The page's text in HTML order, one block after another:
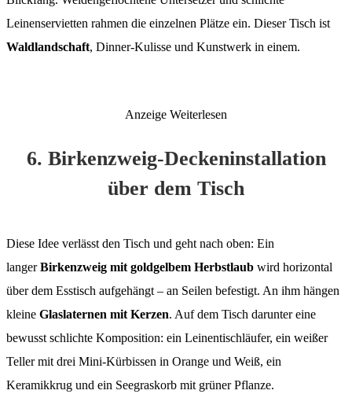
Leinenservietten rahmen die einzelnen Plätze ein. Dieser Tisch ist
Waldlandschaft, Dinner-Kulisse und Kunstwerk in einem.
Anzeige Weiterlesen
6. Birkenzweig-Deckeninstallation
über dem Tisch
Diese Idee verlässt den Tisch und geht nach oben: Ein
langerBirkenzweig mit goldgelbem Herbstlaub wird horizontal
über dem Esstisch aufgehängt – an Seilen befestigt. An ihm hängen
kleine Glaslaternen mit Kerzen. Auf dem Tisch darunter eine
bewusst schlichte Komposition: ein Leinentischläufer, ein weißer
Teller mit drei Mini-Kürbissen in Orange und Weiß, ein
Keramikkrug und ein Seegraskorb mit grüner Pflanze.